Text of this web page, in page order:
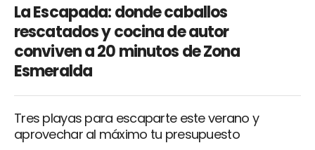
La Escapada: donde caballos
rescatados y cocina de autor
conviven a 20 minutos de Zona
Esmeralda
Tres playas para escaparte este verano y
aprovechar al máximo tu presupuesto